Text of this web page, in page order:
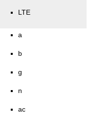
LTE
a
b
g
n
ac